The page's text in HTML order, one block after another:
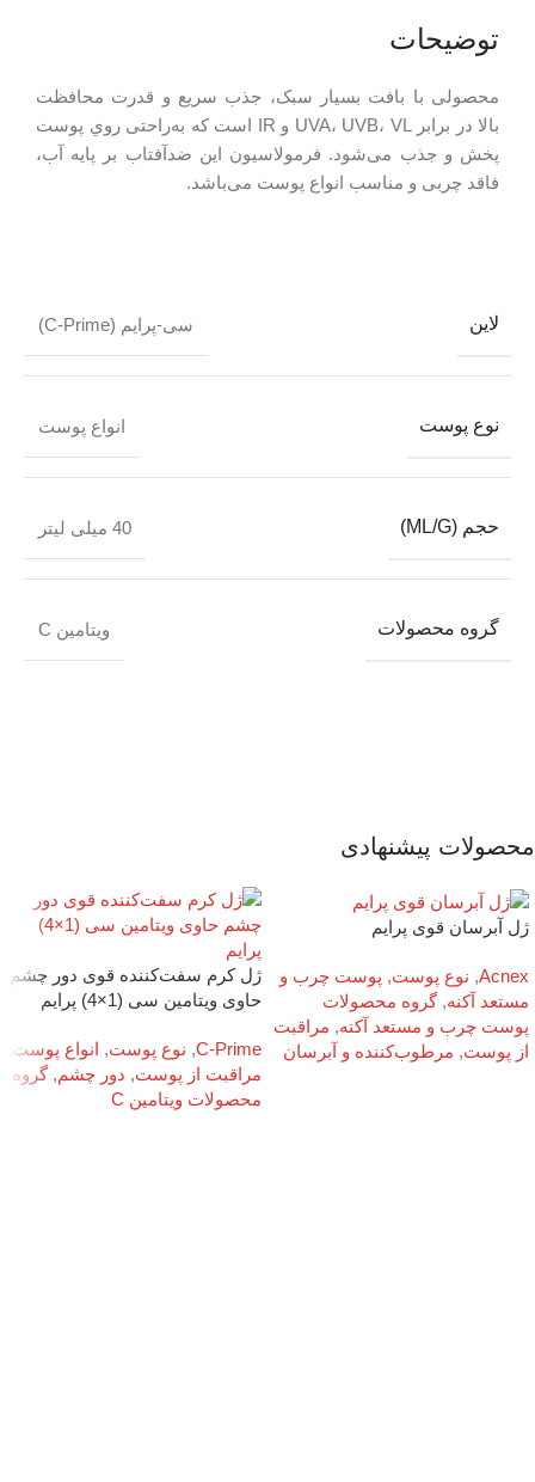
توضیحات
محصولی با بافت بسیار سبک، جذب سریع و قدرت محافظت
بالا در برابر UVA، UVB، VL و IR است که به‌راحتی روي پوست
پخش و جذب می‌شود. فرمولاسیون این ضدآفتاب بر پایه آب،
فاقد چربی و مناسب انواع پوست می‌باشد.
لاین سی-پرایم (C-Prime)
نوع پوست انواع پوست
حجم (ML/G) 40 میلی لیتر
گروه محصولات ویتامین C
محصولات پیشنهادی
ژل آبرسان قوی پرایم
Acnex
, نوع پوست, پوست چرب و
مستعد آکنه, گروه محصولات
پوست چرب و مستعد آکنه, مراقبت
از پوست, مرطوب‌کننده و آبرسان
ژل کرم سفت‌کننده قوی دور چشم
حاوی ویتامین سی (1×4) پرایم
C-Prime
, نوع پوست, انواع پوست
مراقبت از پوست, دور چشم, گروه
محصولات ویتامین C